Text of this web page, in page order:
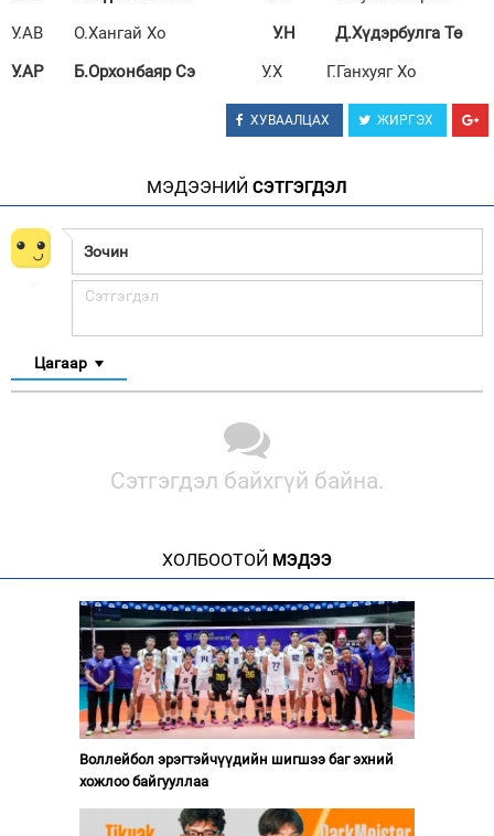
У.АВ О.Хангай Хо У.Н Д.Хүдэрбулга Тө
У.АР Б.Орхонбаяр Сэ У.Х Г.Ганхуяг Хо
ХУВААЛЦАХ ЖИРГЭХ
МЭДЭЭНИЙ СЭТГЭГДЭЛ
Цагаар
Сэтгэгдэл байхгүй байна.
ХОЛБООТОЙ МЭДЭЭ
Воллейбол эрэгтэйчүүдийн шигшээ баг эхний
хожлоо байгууллаа